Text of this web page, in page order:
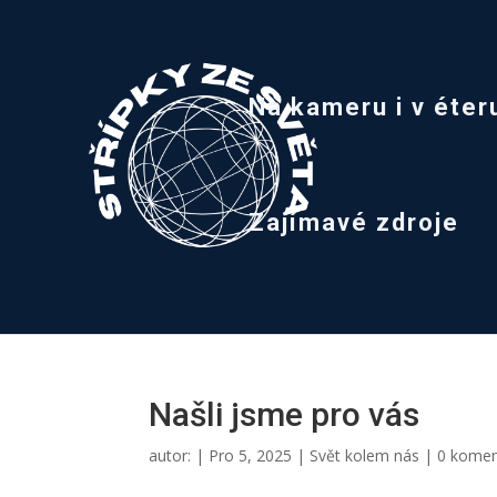
Na kameru i v
Zajímavé zdroje
Našli jsme pro vás
autor: | Pro 5, 2025 | Svět kolem nás | 0